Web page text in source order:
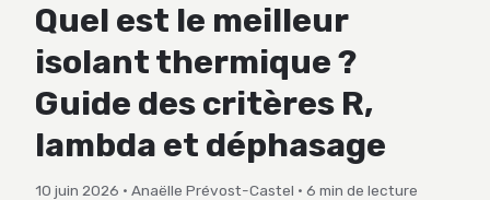
DÉCO
JARDINAGE
Quel est le meilleur
isolant thermique ?
Guide des critères R,
lambda et déphasage
10 juin 2026 · Anaëlle Prévost-Castel · 6 min de lecture